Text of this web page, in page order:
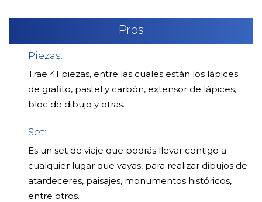
Pros
Piezas:
Trae 41 piezas, entre las cuales están los lápices
de grafito, pastel y carbón, extensor de lápices,
bloc de dibujo y otras.
Set:
Es un set de viaje que podrás llevar contigo a
cualquier lugar que vayas, para realizar dibujos de
atardeceres, paisajes, monumentos históricos,
entre otros.